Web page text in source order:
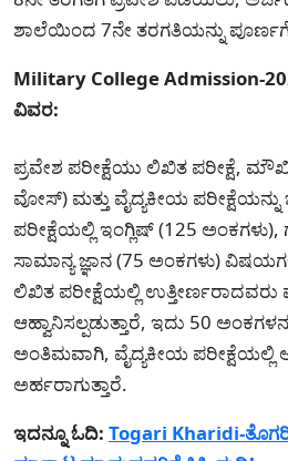
ಶಾಲೆಯಿಂದ 7ನೇ ತರಗತಿಯನ್ನು
Military College Admission-
ವಿವರ:
ಪ್ರವೇಶ ಪರೀಕ್ಷೆಯು ಲಿಖಿತ ಪರೀಕ್ಷೆ,
ವೋಸ್) ಮತ್ತು ವೈದ್ಯಕೀಯ
ಪರೀಕ್ಷೆಯಲ್ಲಿ ಇಂಗ್ಲಿಷ್ (125
ಸಾಮಾನ್ಯ ಜ್ಞಾನ (75 ಅಂಕಗಳು)
ಲಿಖಿತ ಪರೀಕ್ಷೆಯಲ್ಲಿ
ಆಹ್ವಾನಿಸಲ್ಪಡುತ್ತಾರೆ, ಇದು 50
ಅಂತಿಮವಾಗಿ, ವೈದ್ಯಕೀಯ ಪರೀಕ್ಷೆಯಲ್ಲಿ
ಅರ್ಹರಾಗುತ್ತಾರೆ.
ಇದನ್ನೂ ಓದಿ: Togari Kharidi-